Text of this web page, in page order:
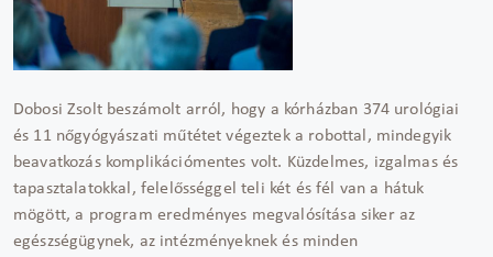
Dobosi Zsolt beszámolt arról, hogy a kórházban 374 urológiai
és 11 nőgyógyászati műtétet végeztek a robottal, mindegyik
beavatkozás komplikációmentes volt. Küzdelmes, izgalmas és
tapasztalatokkal, felelősséggel teli két és fél van a hátuk
mögött, a program eredményes megvalósítása siker az
egészségügynek, az intézményeknek és minden